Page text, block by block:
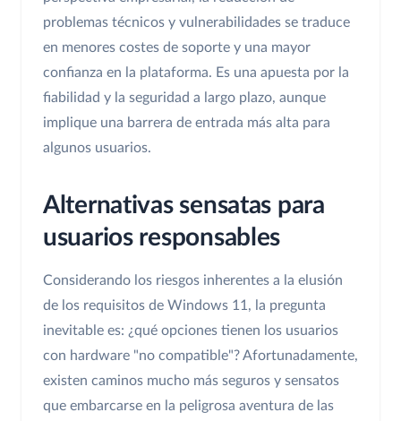
problemas técnicos y vulnerabilidades se traduce
en menores costes de soporte y una mayor
confianza en la plataforma. Es una apuesta por la
fiabilidad y la seguridad a largo plazo, aunque
implique una barrera de entrada más alta para
algunos usuarios.
Alternativas sensatas para
usuarios responsables
Considerando los riesgos inherentes a la elusión
de los requisitos de Windows 11, la pregunta
inevitable es: ¿qué opciones tienen los usuarios
con hardware "no compatible"? Afortunadamente,
existen caminos mucho más seguros y sensatos
que embarcarse en la peligrosa aventura de las